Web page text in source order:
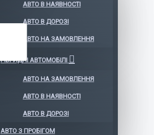
АВТО В НАЯВНОСТІ
АВТО В ДОРОЗІ
АВТО НА ЗАМОВЛЕННЯ
ГІБРИДНІ АВТОМОБІЛІ
АВТО НА ЗАМОВЛЕННЯ
АВТО В НАЯВНОСТІ
АВТО В ДОРОЗІ
АВТО З ПРОБІГОМ